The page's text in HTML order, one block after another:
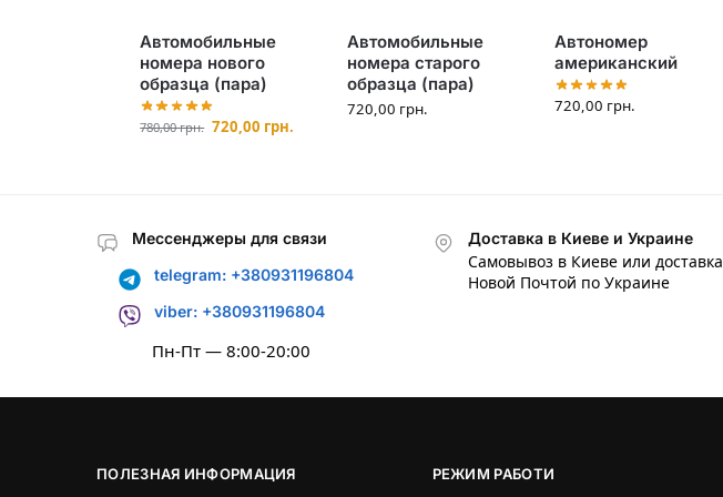
Автомобильные
номера нового
образца (пара)
780,00грн. 720,00 грн.
Автомобильные
номера старого
образца (пара)
720,00 грн.
Автономер
американский
720,00 грн.
Мессенджеры для связи
telegram: +380931196804
viber: +380931196804
Пн-Пт — 8:00-20:00
Доставка в Киеве и Украине
Самовывоз в Киеве или доставка
Новой Почтой по Украине
ПОЛЕЗНАЯ ИНФОРМАЦИЯ РЕЖИМ РАБОТИ